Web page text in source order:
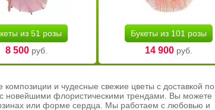
из 51 розы
8 500руб.
Букеты из 101 розы
14 900руб.
и чудесные свежие цветы с доставкой по
новейшими флористическими трендами. Вы можете
или форме сердца. Мы работаем с любовью и